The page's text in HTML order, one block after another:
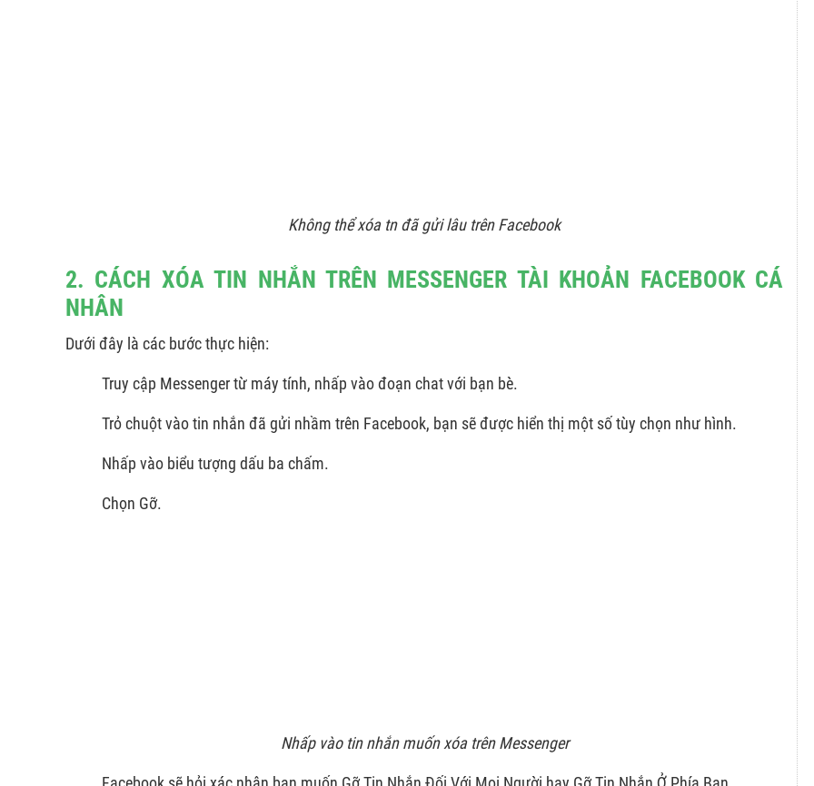
Không thể xóa tn đã gửi lâu trên Facebook
2. CÁCH XÓA TIN NHẮN TRÊN MESSENGER TÀI KHOẢN FACEBOOK CÁ
NHÂN
Dưới đây là các bước thực hiện:
Truy cập Messenger từ máy tính, nhấp vào đoạn chat với bạn bè.
Trỏ chuột vào tin nhắn đã gửi nhầm trên Facebook, bạn sẽ được hiển thị một số tùy chọn như hình.
Nhấp vào biểu tượng dấu ba chấm.
Chọn Gỡ.
Nhấp vào tin nhắn muốn xóa trên Messenger